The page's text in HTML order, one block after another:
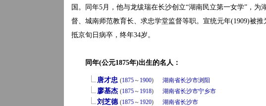
国。同年5月，他与龙绂瑞在长沙创立“湖南民立第一女学”，
督、城南师范教育长、求忠学堂监督等职。宣统元年(1909)被
抵京旬日病卒，终年34岁。
同年(公元1875年)出生的名人：
唐才忠 (1875～ 1900) 湖南省长沙市浏阳
廖基杰 (1875～ 1918) 湖南省长沙市宁乡市
刘芝德 (1875～ 1920) 湖南省长沙市